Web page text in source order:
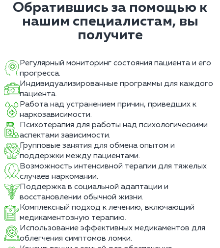
Обратившись за помощью к
нашим специалистам, вы
получите
Регулярный мониторинг состояния пациента и его
прогресса.
Индивидуализированные программы для каждого
пациента.
Работа над устранением причин, приведших к
наркозависимости.
Психотерапия для работы над психологическими
аспектами зависимости.
Групповые занятия для обмена опытом и
поддержки между пациентами.
Возможность интенсивной терапии для тяжелых
случаев наркомании.
Поддержка в социальной адаптации и
восстановлении обычной жизни.
Комплексный подход к лечению, включающий
медикаментозную терапию.
Использование эффективных медикаментов для
облегчения симптомов ломки.